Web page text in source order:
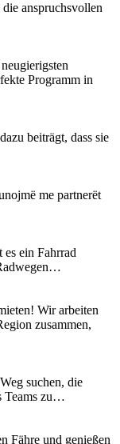
anspruchsvollen
Programm in
beiträgt, dass sie
me partnerët
es ein Fahrrad
Wir arbeiten
zusammen,
suchen, die
Teams zu…
Fähre und genießen